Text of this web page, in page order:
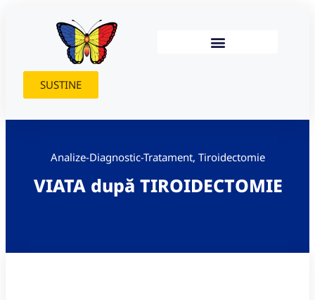
SUSTINE
Analize-Diagnostic-Tratament, Tiroidectomie
VIATA după TIROIDECTOMIE